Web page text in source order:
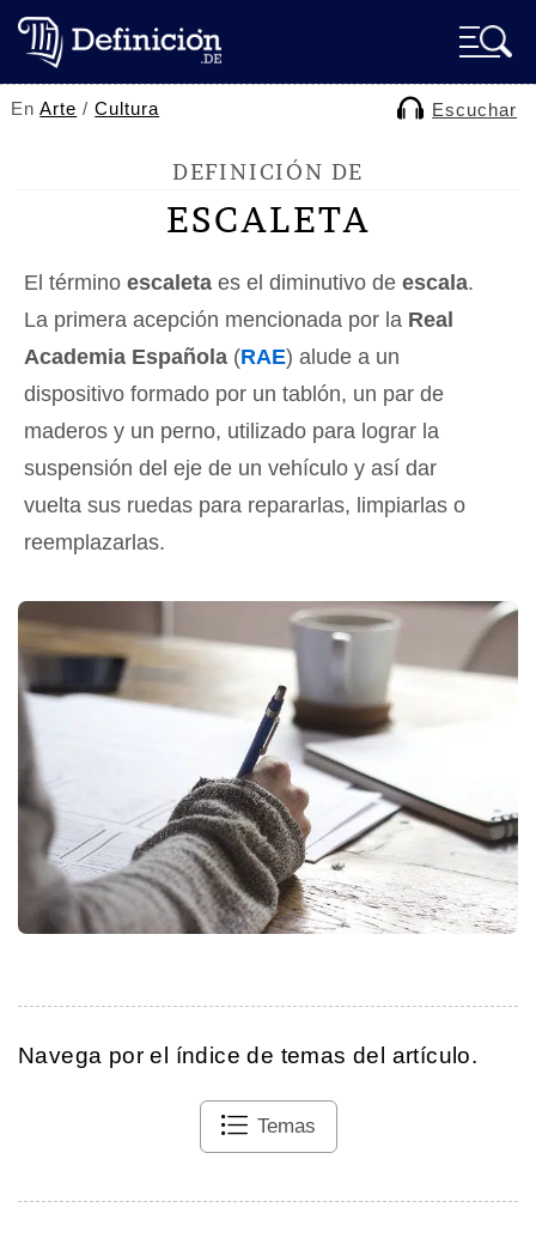
EnArte /Cultura Escuchar
DEFINICIÓN DE
ESCALETA
El término escaleta es el diminutivo de escala.
La primera acepción mencionada por la Real
Academia Española (RAE) alude a un
dispositivo formado por un tablón, un par de
maderos y un perno, utilizado para lograr la
suspensión del eje de un vehículo y así dar
vuelta sus ruedas para repararlas, limpiarlas o
reemplazarlas.
Navega por el índice de temas del artículo.
Temas